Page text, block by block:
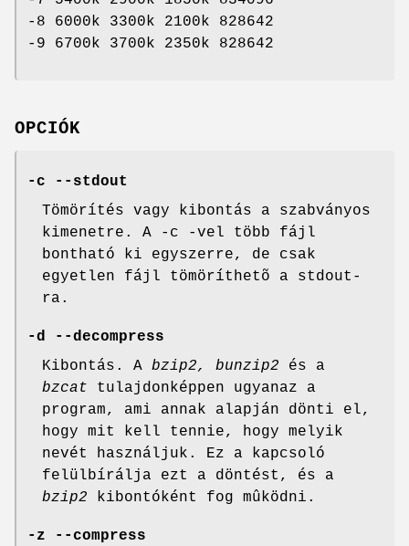
-8 6000k 3300k 2100k 828642
-9 6700k 3700k 2350k 828642
OPCIÓK
-c --stdout
Tömörítés vagy kibontás a szabványos
kimenetre. A -c -vel több fájl
bontható ki egyszerre, de csak
egyetlen fájl tömöríthetõ a stdout-
ra.
-d --decompress
Kibontás. A bzip2, bunzip2 és a
bzcat tulajdonképpen ugyanaz a
program, ami annak alapján dönti el,
hogy mit kell tennie, hogy melyik
nevét használjuk. Ez a kapcsoló
felülbírálja ezt a döntést, és a
bzip2 kibontóként fog mûködni.
-z --compress